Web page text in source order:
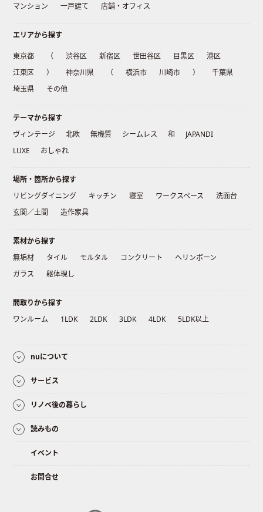
マンション
一戸建て 店舗・オフィス
エリアから探す
東京都 （ 渋谷区 新宿区 世田谷区 目黒区
港区
江東区
） 神奈川県 （ 横浜市 川崎市 ）
千葉県
埼玉県
その他
テーマから探す
ヴィンテージ
北欧 無機質 シームレス 和
JAPANDI
LUXE
おしゃれ
場所・箇所から探す
リビングダイニング
キッチン 寝室 ワークスペース
洗面台
玄関／土間
造作家具
素材から探す
無垢材
タイル モルタル コンクリート
ヘリンボーン
ガラス
躯体現し
間取りから探す
ワンルーム
1LDK 2LDK 3LDK 4LDK 5LDK以上
nuについて
サービス
リノベ後の暮らし
読みもの
イベント
お問合せ